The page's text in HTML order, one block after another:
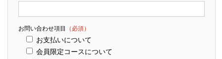
お問い合わせ項目 （必須）
お支払いについて
会員限定コースについて
お問い合わせ